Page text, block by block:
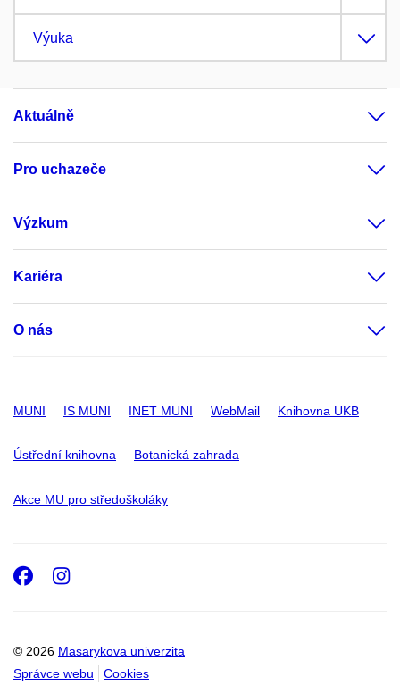
Výuka
Aktuálně
Pro uchazeče
Výzkum
Kariéra
O nás
MUNI IS MUNI INET MUNI WebMail Knihovna UKB
Ústřední knihovna Botanická zahrada
Akce MU pro středoškoláky
© 2026 Masarykova univerzita
Správce webu
Cookies
Facebook
Instagram